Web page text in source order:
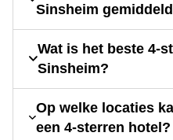
Sinsheim
Wat is het beste 4-
Sinsheim?
Op welke locaties
een 4-sterren hotel?